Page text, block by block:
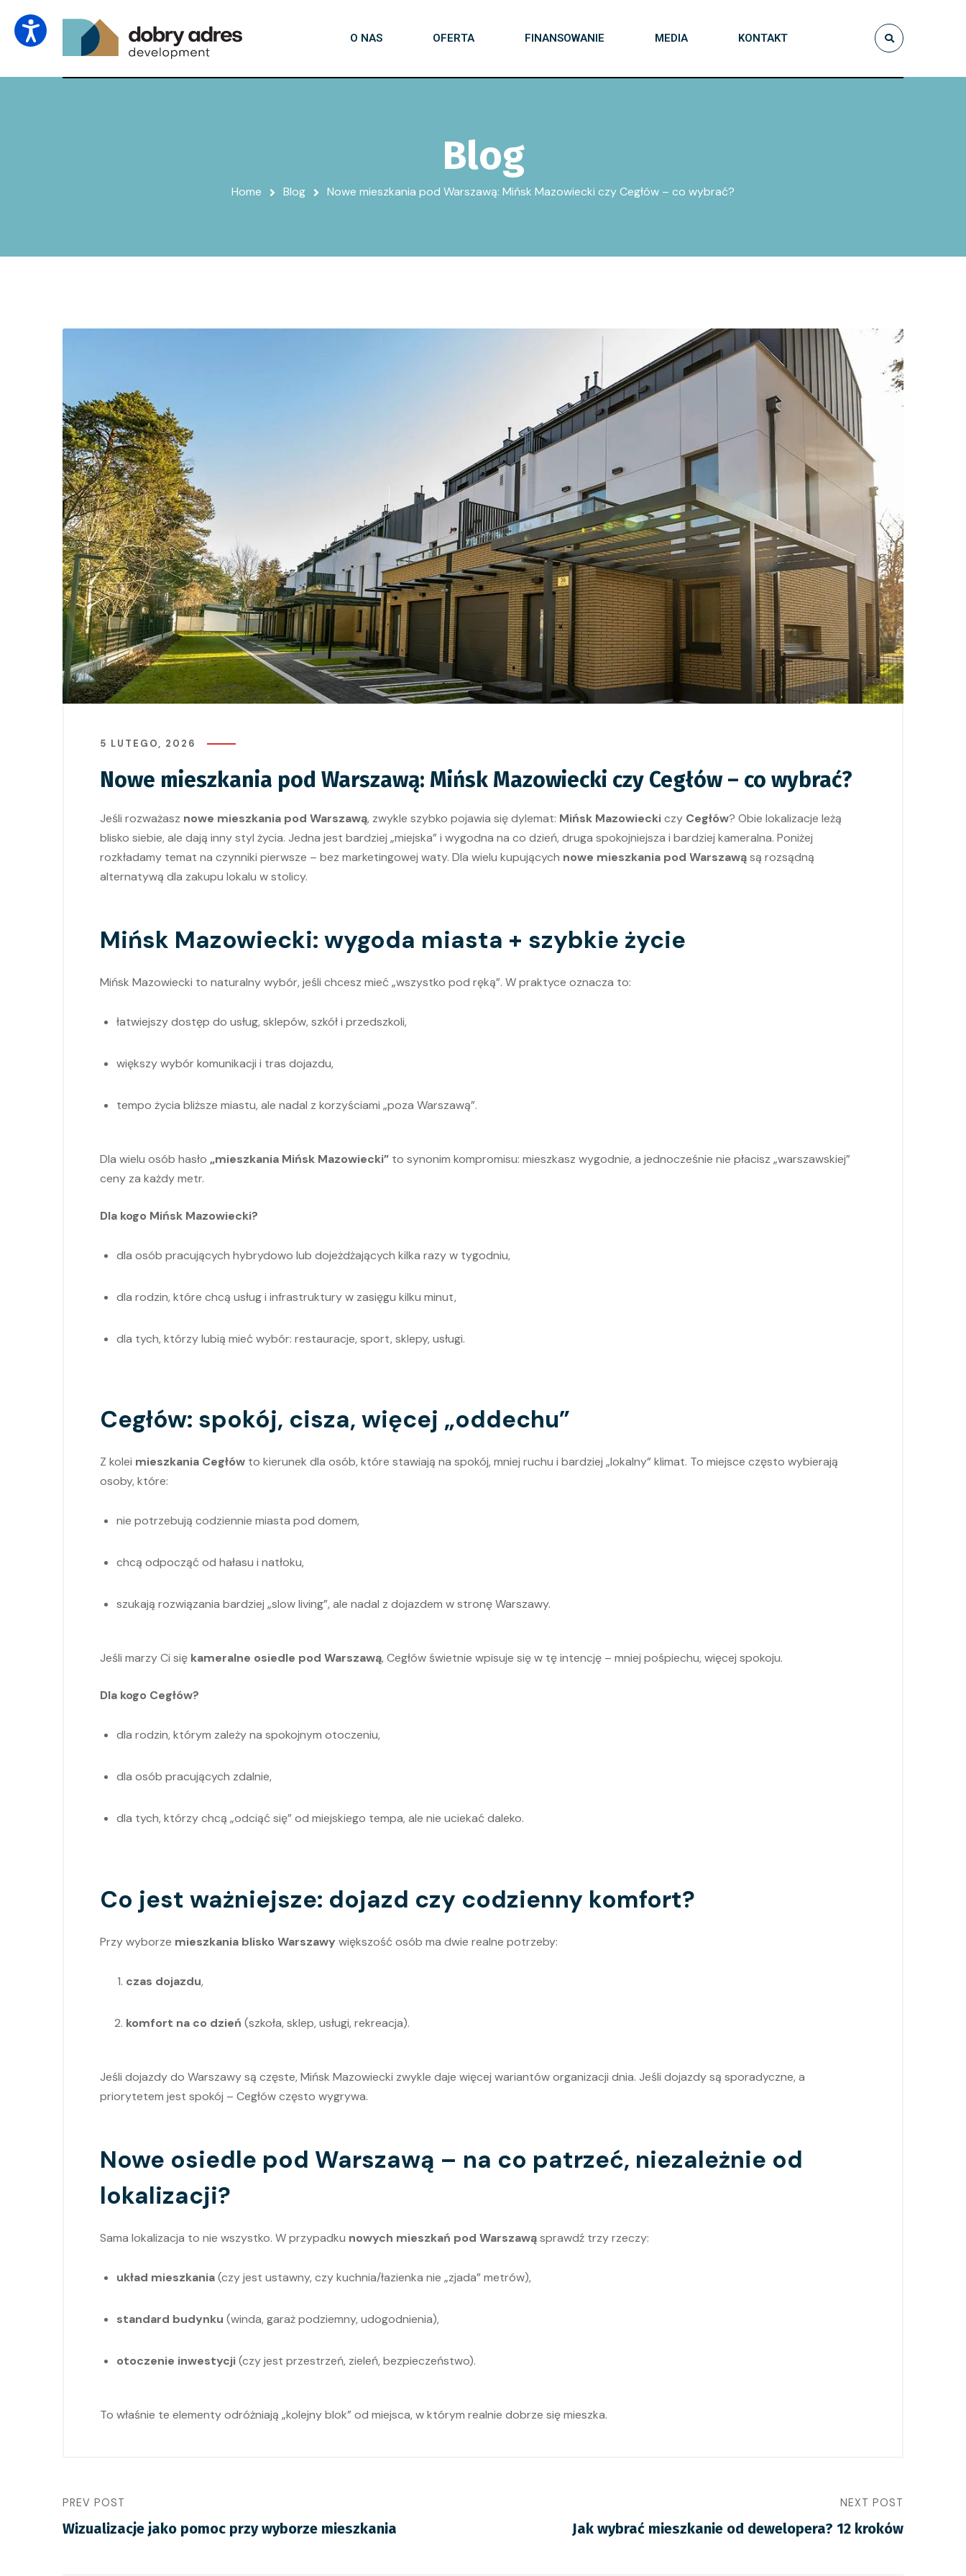
O NAS OFERTA FINANSOWANIE MEDIA KONTAKT
Blog
Home Blog Nowe mieszkania pod Warszawą: Mińsk Mazowiecki czy Cegłów – co wybrać?
5 LUTEGO, 2026
Nowe mieszkania pod Warszawą: Mińsk Mazowiecki czy Cegłów – co wybrać?
Jeśli rozważasz nowe mieszkania pod Warszawą, zwykle szybko pojawia się dylemat: Mińsk Mazowieckiczy Cegłów? Obie lokalizacje leżą
blisko siebie, ale dają inny styl życia. Jedna jest bardziej „miejska” i wygodna na co dzień, druga spokojniejsza i bardziej kameralna. Poniżej
rozkładamy temat na czynniki pierwsze – bez marketingowej waty. Dla wielu kupujących nowe mieszkania pod Warszawąsą rozsądną
alternatywą dla zakupu lokalu w stolicy.
Mińsk Mazowiecki: wygoda miasta + szybkie życie
Mińsk Mazowiecki to naturalny wybór, jeśli chcesz mieć „wszystko pod ręką”. W praktyce oznacza to:
łatwiejszy dostęp do usług, sklepów, szkół i przedszkoli,
większy wybór komunikacji i tras dojazdu,
tempo życia bliższe miastu, ale nadal z korzyściami „poza Warszawą”.
Dla wielu osób hasło „mieszkania Mińsk Mazowiecki” to synonim kompromisu: mieszkasz wygodnie, a jednocześnie nie płacisz „warszawskiej”
ceny za każdy metr.
Dla kogo Mińsk Mazowiecki?
dla osób pracujących hybrydowo lub dojeżdżających kilka razy w tygodniu,
dla rodzin, które chcą usług i infrastruktury w zasięgu kilku minut,
dla tych, którzy lubią mieć wybór: restauracje, sport, sklepy, usługi.
Cegłów: spokój, cisza, więcej „oddechu”
Z kolei mieszkania Cegłów to kierunek dla osób, które stawiają na spokój, mniej ruchu i bardziej „lokalny” klimat. To miejsce często wybierają
osoby, które:
nie potrzebują codziennie miasta pod domem,
chcą odpocząć od hałasu i natłoku,
szukają rozwiązania bardziej „slow living”, ale nadal z dojazdem w stronę Warszawy.
Jeśli marzy Ci się kameralne osiedle pod Warszawą, Cegłów świetnie wpisuje się w tę intencję – mniej pośpiechu, więcej spokoju.
Dla kogo Cegłów?
dla rodzin, którym zależy na spokojnym otoczeniu,
dla osób pracujących zdalnie,
dla tych, którzy chcą „odciąć się” od miejskiego tempa, ale nie uciekać daleko.
Co jest ważniejsze: dojazd czy codzienny komfort?
Przy wyborze mieszkania blisko Warszawy większość osób ma dwie realne potrzeby:
czas dojazdu,
komfort na co dzień (szkoła, sklep, usługi, rekreacja).
Jeśli dojazdy do Warszawy są częste, Mińsk Mazowiecki zwykle daje więcej wariantów organizacji dnia. Jeśli dojazdy są sporadyczne, a
priorytetem jest spokój – Cegłów często wygrywa.
Nowe osiedle pod Warszawą – na co patrzeć, niezależnie od
lokalizacji?
Sama lokalizacja to nie wszystko. W przypadku nowych mieszkań pod Warszawąsprawdź trzy rzeczy:
układ mieszkania(czy jest ustawny, czy kuchnia/łazienka nie „zjada” metrów),
standard budynku (winda, garaż podziemny, udogodnienia),
otoczenie inwestycji(czy jest przestrzeń, zieleń, bezpieczeństwo).
To właśnie te elementy odróżniają „kolejny blok” od miejsca, w którym realnie dobrze się mieszka.
PREV POST
Wizualizacje jako pomoc przy wyborze mieszkania
NEXT POST
Jak wybrać mieszkanie od dewelopera? 12 kroków